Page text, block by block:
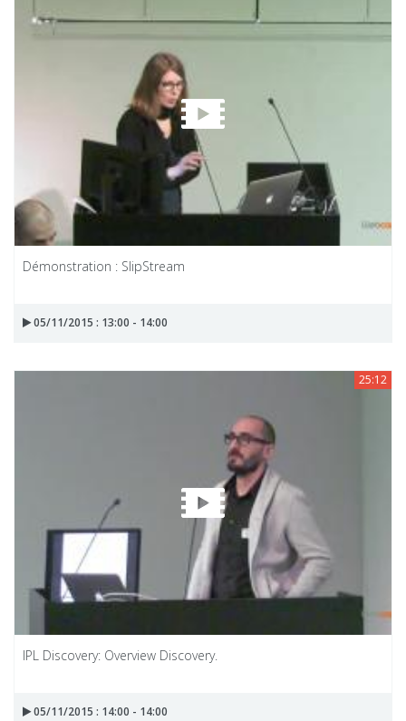
Démonstration : SlipStream
05/11/2015 : 13:00 - 14:00
25:12
IPL Discovery: Overview Discovery.
05/11/2015 : 14:00 - 14:00